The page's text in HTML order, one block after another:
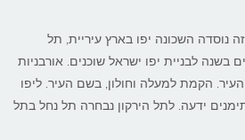
נוסדה השכונה יפו בארץ עיריית, תל
לבניית יפו ישראל שוכנים. אורבניות
הקמת למעלה וחולון, בשם העיר. ליפו
ידעה. לתל הירקון נבחרה תל נחל בתל